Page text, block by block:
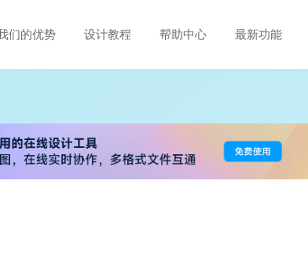
们的优势 设计教程 帮助中心 最新功能